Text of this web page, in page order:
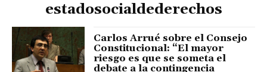
estadosocialdederechos
Carlos Arrué sobre el Consejo
Constitucional: “El mayor
riesgo es que se someta el
debate a la contingencia